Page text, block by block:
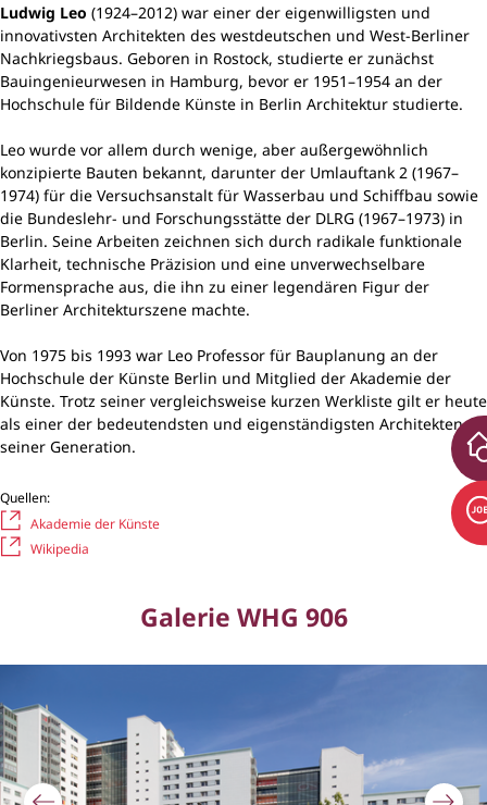
Ludwig Leo (1924–2012) war einer der eigenwilligsten und
innovativsten Architekten des westdeutschen und West‑Berliner
Nachkriegsbaus. Geboren in Rostock, studierte er zunächst
Bauingenieurwesen in Hamburg, bevor er 1951–1954 an der
Hochschule für Bildende Künste in Berlin Architektur studierte.
Leo wurde vor allem durch wenige, aber außergewöhnlich
konzipierte Bauten bekannt, darunter der Umlauftank 2 (1967–
1974) für die Versuchsanstalt für Wasserbau und Schiffbau sowie
die Bundeslehr- und Forschungsstätte der DLRG (1967–1973) in
Berlin. Seine Arbeiten zeichnen sich durch radikale funktionale
Klarheit, technische Präzision und eine unverwechselbare
Formensprache aus, die ihn zu einer legendären Figur der
Berliner Architekturszene machte.
Von 1975 bis 1993 war Leo Professor für Bauplanung an der
Hochschule der Künste Berlin und Mitglied der Akademie der
Künste. Trotz seiner vergleichsweise kurzen Werkliste gilt er heute
als einer der bedeutendsten und eigenständigsten Architekten
seiner Generation.
Quellen:
Akademie der Künste
Wikipedia
Galerie WHG 906